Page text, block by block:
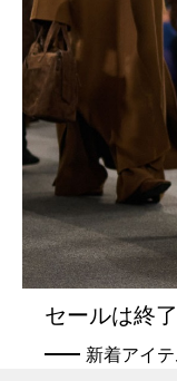
セールは終
新着アイ